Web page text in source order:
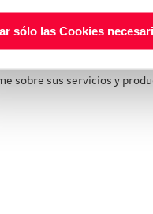
sólo las Cookies
sobre sus servicios y